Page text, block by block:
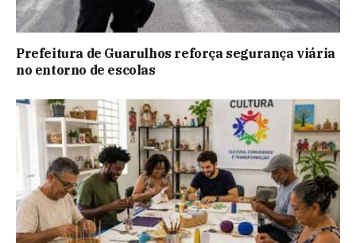
Prefeitura de Guarulhos reforça segurança viária
no entorno de escolas